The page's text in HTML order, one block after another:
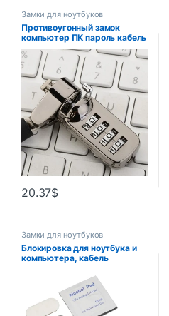
Замки для ноутбуков
Противоугонный замок
компьютер ПК пароль кабель
шкафчик для монитора
цифровое оборудование
W3JD
20.37$
Замки для ноутбуков
Блокировка для ноутбука и
компьютера, кабель
ключей, ноутбука, ПК,
ноутбука, Антивор,
блокировка планшета,
отверстие E8BE